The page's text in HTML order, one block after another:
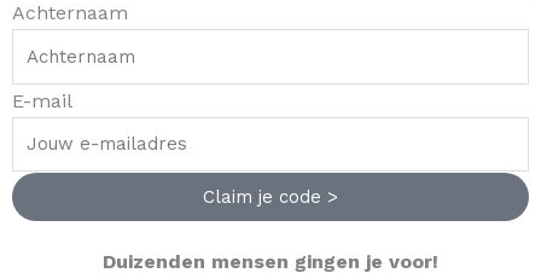
Achternaam
E-mail
Claim je code >
Duizenden mensen gingen je voor!